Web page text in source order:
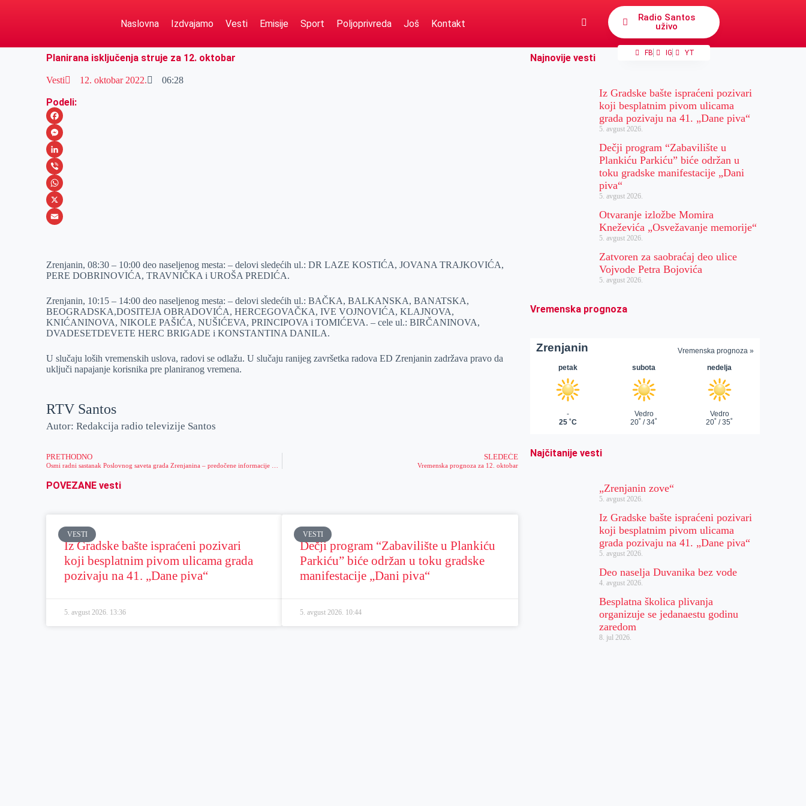
Naslovna Izdvajamo Vesti Emisije Sport Poljoprivreda Još Kontakt
Radio Santos
uživo
FB IG YT
Planirana isključenja struje za 12. oktobar
Vesti 12. oktobar 2022. 06:28
Podeli:
F
a
c
e
b
o
M
e
s
s
e
e
L
i
n
k
I
V
i
b
W
h
s
p
p
X
a
l
Zrenjanin, 08:30 – 10:00 deo naseljenog mesta: – delovi sledećih ul.: DR LAZE KOSTIĆA, JOVANA TRAJKOVIĆA,
PERE DOBRINOVIĆA, TRAVNIČKA i UROŠA PREDIĆA.
Zrenjanin, 10:15 – 14:00 deo naseljenog mesta: – delovi sledećih ul.: BAČKA, BALKANSKA, BANATSKA,
BEOGRADSKA,DOSITEJA OBRADOVIĆA, HERCEGOVAČKA, IVE VOJNOVIĆA, KLAJNOVA,
KNIĆANINOVA, NIKOLE PAŠIĆA, NUŠIĆEVA, PRINCIPOVA i TOMIĆEVA. – cele ul.: BIRČANINOVA,
DVADESETDEVETE HERC BRIGADE i KONSTANTINA DANILA.
U slučaju loših vremenskih uslova, radovi se odlažu. U slučaju ranijeg završetka radova ED Zrenjanin zadržava pravo da
uključi napajanje korisnika pre planiranog vremena.
RTV Santos
Autor: Redakcija radio televizije Santos
PRETHODNO SLEDEĆE
Vremenska prognoza za 12. oktobar
POVEZANE vesti
VESTI
Iz Gradske bašte ispraćeni pozivari
koji besplatnim pivom ulicama grada
pozivaju na 41. „Dane piva“
5. avgust 2026. 13:36
VESTI
Dečji program “Zabavilište u Plankiću
Parkiću” biće održan u toku gradske
manifestacije „Dani piva“
5. avgust 2026. 10:44
Najnovije vesti
Iz Gradske bašte ispraćeni pozivari
koji besplatnim pivom ulicama
grada pozivaju na 41. „Dane piva“
5. avgust 2026.
Dečji program “Zabavilište u
Plankiću Parkiću” biće održan u
toku gradske manifestacije „Dani
piva“
5. avgust 2026.
Otvaranje izložbe Momira
Kneževića „Osvežavanje memorije“
5. avgust 2026.
Zatvoren za saobraćaj deo ulice
Vojvode Petra Bojovića
5. avgust 2026.
Vremenska prognoza
Najčitanije vesti
„Zrenjanin zove“
5. avgust 2026.
Iz Gradske bašte ispraćeni pozivari
koji besplatnim pivom ulicama
grada pozivaju na 41. „Dane piva“
5. avgust 2026.
Deo naselja Duvanika bez vode
4. avgust 2026.
Besplatna školica plivanja
organizuje se jedanaestu godinu
zaredom
8. jul 2026.